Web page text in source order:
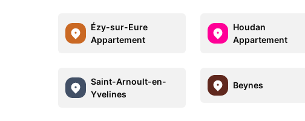
Ézy-sur-Eure
Appartement
Houdan
Appartement
Saint-Arnoult-en-
Yvelines
Beynes